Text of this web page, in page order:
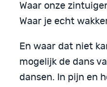
Waar onze
Waar je echt
En waar dat niet
mogelijk de dans
dansen. In pijn en